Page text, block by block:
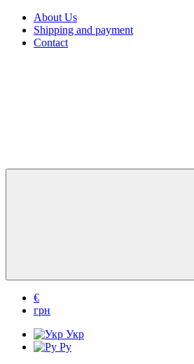
About Us
Shipping and payment
Contact
€
грн
Укр
Ру